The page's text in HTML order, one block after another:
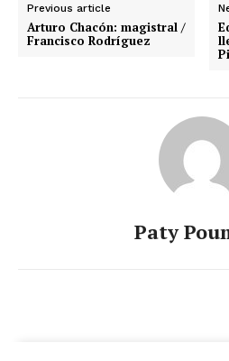
Previous article
Arturo Chacón: magistral /
Francisco Rodríguez
Paty